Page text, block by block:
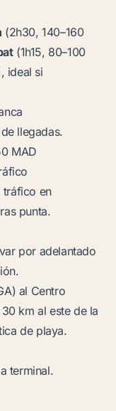
(2h30, 140–160
(1h15, 80–100
ideal si
llegadas.
MAD
tráfico en
punta.
por adelantado
al Centro
km al este de la
de playa.
terminal.